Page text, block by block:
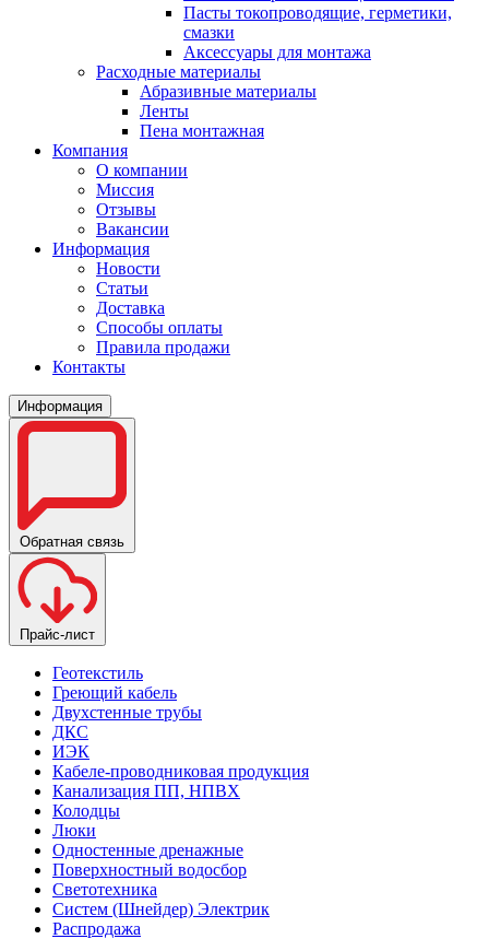
Пасты токопроводящие, герметики,
смазки
Аксессуары для монтажа
Расходные материалы
Абразивные материалы
Ленты
Пена монтажная
Компания
О компании
Миссия
Отзывы
Вакансии
Информация
Новости
Статьи
Доставка
Способы оплаты
Правила продажи
Контакты
Информация
Обратная связь
Прайс-лист
Геотекстиль
Греющий кабель
Двухстенные трубы
ДКС
ИЭК
Кабеле-проводниковая продукция
Канализация ПП, НПВХ
Колодцы
Люки
Одностенные дренажные
Поверхностный водосбор
Светотехника
Систем (Шнейдер) Электрик
Распродажа